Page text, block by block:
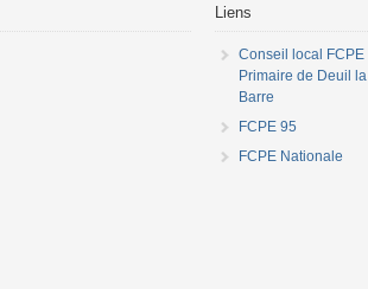
Liens
Conseil local FCPE
Primaire de Deuil la
Barre
FCPE 95
FCPE Nationale